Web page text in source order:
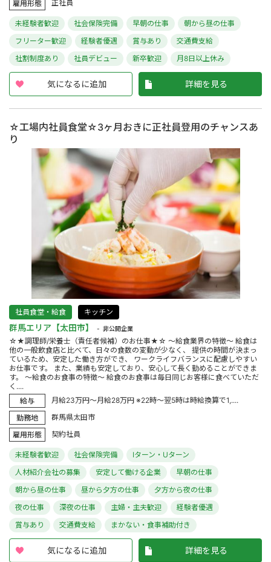
雇用形態
正社員
未経験者歓迎 社会保険完備 早朝の仕事
朝から昼の仕事
フリーター歓迎
経験者優遇 賞与あり
交通費支給
社割制度あり
社員デビュー 新卒歓迎 月8日以上休み
気になるに追加 詳細を見る
☆工場内社員食堂☆3ヶ月おきに正社員登用のチャンスあ
り
社員食堂・給食 キッチン
群馬エリア【太田市】 非公開企業
☆★調理師/栄養士（責任者候補）のお仕事★☆ ～給食業界の特徴～ 給食は
他の一般飲食店と比べて、日々の食数の変動が少なく、 提供の時間が決まっ
ているため、安定した働き方ができ、 ワークライフバランスに配慮しやすい
お仕事です。 また、業績も安定しており、安心して長く勤めることができま
す。 ～給食のお食事の特徴～ 給食のお食事は毎日同じお客様に食べていただ
く....
給与
月給23万円～月給28万円 ※22時～翌5時は時給換算で1,....
勤務地
群馬県太田市
雇用形態
契約社員
未経験者歓迎 社会保険完備
Iターン・Uターン
人材紹介会社の募集
安定して働ける企業
早朝の仕事
朝から昼の仕事
昼から夕方の仕事
夕方から夜の仕事
夜の仕事
深夜の仕事 主婦・主夫歓迎
経験者優遇
賞与あり
交通費支給 まかない・食事補助付き
気になるに追加 詳細を見る